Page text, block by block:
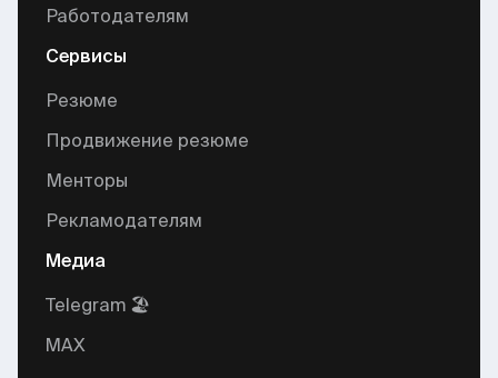
Работодателям
Сервисы
Резюме
Продвижение резюме
Менторы
Рекламодателям
Медиа
Telegram 🏖
MAX